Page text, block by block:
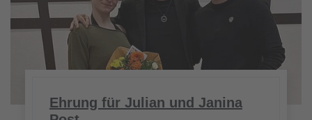
Ehrung für Julian und Janina